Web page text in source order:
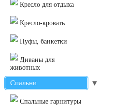
Кресло для отдыха
Кресло-кровать
Пуфы, банкетки
Диваны для
животных
Спальни ▼
Cпальные гарнитуры